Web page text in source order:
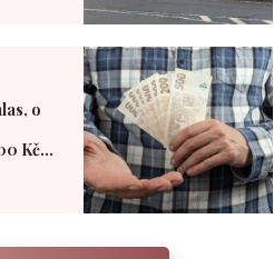
o
Kč